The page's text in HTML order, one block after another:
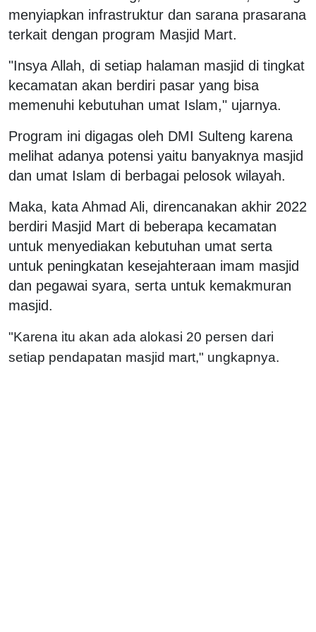
menyiapkan infrastruktur dan sarana prasarana
terkait dengan program Masjid Mart.
"Insya Allah, di setiap halaman masjid di tingkat
kecamatan akan berdiri pasar yang bisa
memenuhi kebutuhan umat Islam," ujarnya.
Program ini digagas oleh DMI Sulteng karena
melihat adanya potensi yaitu banyaknya masjid
dan umat Islam di berbagai pelosok wilayah.
Maka, kata Ahmad Ali, direncanakan akhir 2022
berdiri Masjid Mart di beberapa kecamatan
untuk menyediakan kebutuhan umat serta
untuk peningkatan kesejahteraan imam masjid
dan pegawai syara, serta untuk kemakmuran
masjid.
"Karena itu akan ada alokasi 20 persen dari
setiap pendapatan masjid mart," ungkapnya.